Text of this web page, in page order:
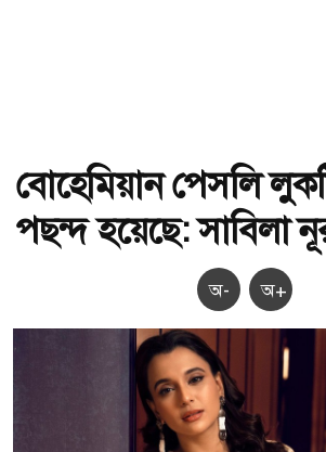
বোহেমিয়ান পেসলি
পছন্দ হয়েছে: সাবিলা
অ- অ+